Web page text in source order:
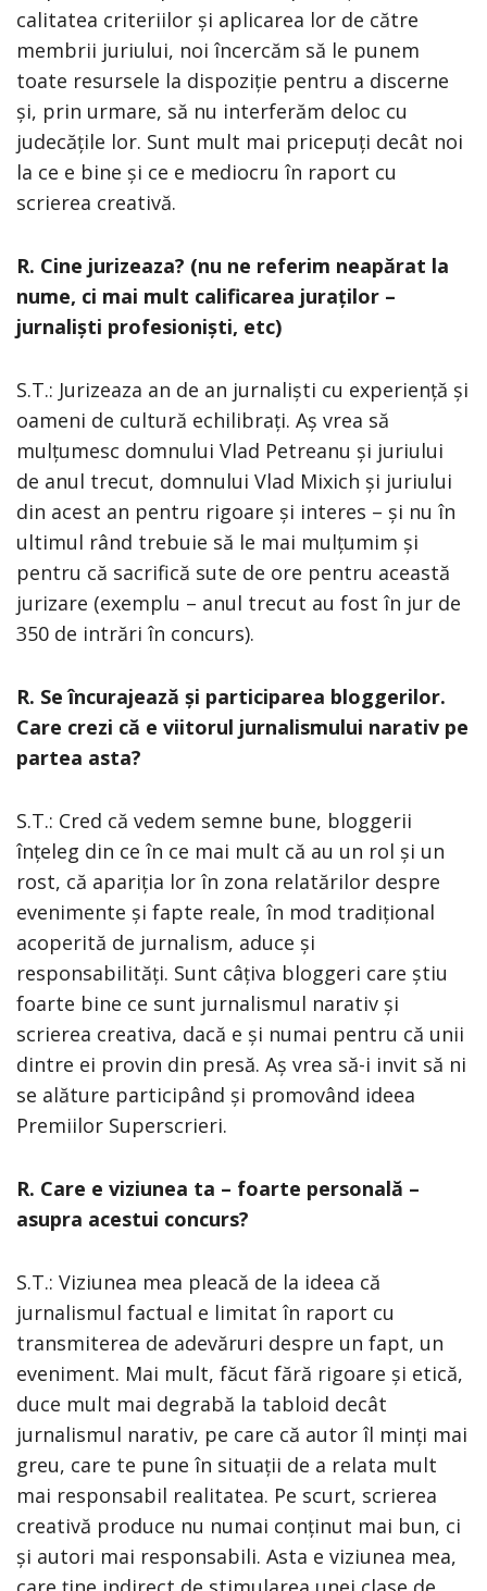
calitatea criteriilor și aplicarea lor de către
membrii juriului, noi încercăm să le punem
toate resursele la dispoziție pentru a discerne
și, prin urmare, să nu interferăm deloc cu
judecățile lor. Sunt mult mai pricepuți decât noi
la ce e bine și ce e mediocru în raport cu
scrierea creativă.
R. Cine jurizeaza? (nu ne referim neapărat la
nume, ci mai mult calificarea juraților –
jurnaliști profesioniști, etc)
S.T.: Jurizeaza an de an jurnaliști cu experiență și
oameni de cultură echilibrați. Aș vrea să
mulțumesc domnului Vlad Petreanu și juriului
de anul trecut, domnului Vlad Mixich și juriului
din acest an pentru rigoare și interes – și nu în
ultimul rând trebuie să le mai mulțumim și
pentru că sacrifică sute de ore pentru această
jurizare (exemplu – anul trecut au fost în jur de
350 de intrări în concurs).
R. Se încurajează și participarea bloggerilor.
Care crezi că e viitorul jurnalismului narativ pe
partea asta?
S.T.: Cred că vedem semne bune, bloggerii
înțeleg din ce în ce mai mult că au un rol și un
rost, că apariția lor în zona relatărilor despre
evenimente și fapte reale, în mod tradițional
acoperită de jurnalism, aduce și
responsabilități. Sunt câțiva bloggeri care știu
foarte bine ce sunt jurnalismul narativ și
scrierea creativa, dacă e și numai pentru că unii
dintre ei provin din presă. Aș vrea să-i invit să ni
se alăture participând și promovând ideea
Premiilor Superscrieri.
R. Care e viziunea ta – foarte personală –
asupra acestui concurs?
S.T.: Viziunea mea pleacă de la ideea că
jurnalismul factual e limitat în raport cu
transmiterea de adevăruri despre un fapt, un
eveniment. Mai mult, făcut fără rigoare și etică,
duce mult mai degrabă la tabloid decât
jurnalismul narativ, pe care că autor îl minți mai
greu, care te pune în situații de a relata mult
mai responsabil realitatea. Pe scurt, scrierea
creativă produce nu numai conținut mai bun, ci
și autori mai responsabili. Asta e viziunea mea,